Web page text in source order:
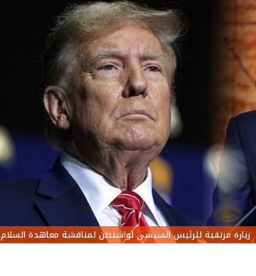
زيارة مرتقبة للرئيس السيسي لواشنطن لمناقشة معاهدة السلام